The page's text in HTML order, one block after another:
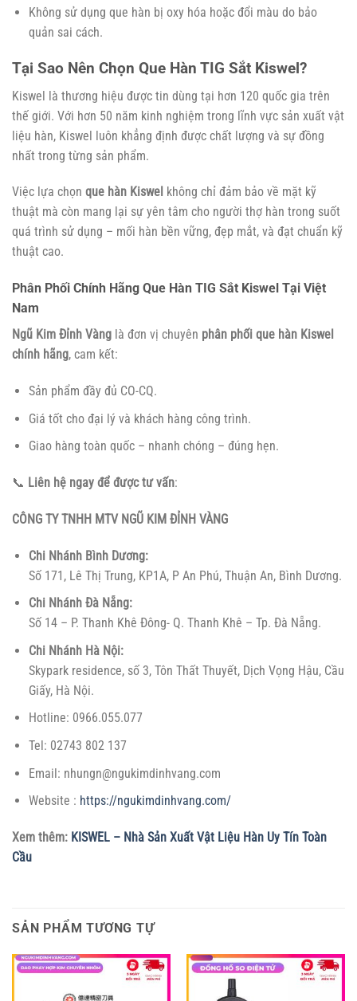
Không sử dụng que hàn bị oxy hóa hoặc đổi màu do bảo
quản sai cách.
Tại Sao Nên Chọn Que Hàn TIG Sắt Kiswel?
Kiswel là thương hiệu được tin dùng tại hơn 120 quốc gia trên
thế giới. Với hơn 50 năm kinh nghiệm trong lĩnh vực sản xuất vật
liệu hàn, Kiswel luôn khẳng định được chất lượng và sự đồng
nhất trong từng sản phẩm.
Việc lựa chọn que hàn Kiswel không chỉ đảm bảo về mặt kỹ
thuật mà còn mang lại sự yên tâm cho người thợ hàn trong suốt
quá trình sử dụng – mối hàn bền vững, đẹp mắt, và đạt chuẩn kỹ
thuật cao.
Phân Phối Chính Hãng Que Hàn TIG Sắt Kiswel Tại Việt
Nam
Ngũ Kim Đỉnh Vàng là đơn vị chuyên phân phối que hàn Kiswel
chính hãng, cam kết:
Sản phẩm đầy đủ CO-CQ.
Giá tốt cho đại lý và khách hàng công trình.
Giao hàng toàn quốc – nhanh chóng – đúng hẹn.
📞 Liên hệ ngay để được tư vấn:
CÔNG TY TNHH MTV NGŨ KIM ĐỈNH VÀNG
Chi Nhánh Bình Dương:
Số 171, Lê Thị Trung, KP1A, P An Phú, Thuận An, Bình Dương.
Chi Nhánh Đà Nẵng:
Số 14 – P. Thanh Khê Đông- Q. Thanh Khê – Tp. Đà Nẵng.
Chi Nhánh Hà Nội:
Skypark residence, số 3, Tôn Thất Thuyết, Dịch Vọng Hậu, Cầu
Giấy, Hà Nội.
Hotline: 0966.055.077
Tel: 02743 802 137
Email: nhungn@ngukimdinhvang.com
Website : https://ngukimdinhvang.com/
Xem thêm: KISWEL – Nhà Sản Xuất Vật Liệu Hàn Uy Tín Toàn
Cầu
SẢN PHẨM TƯƠNG TỰ